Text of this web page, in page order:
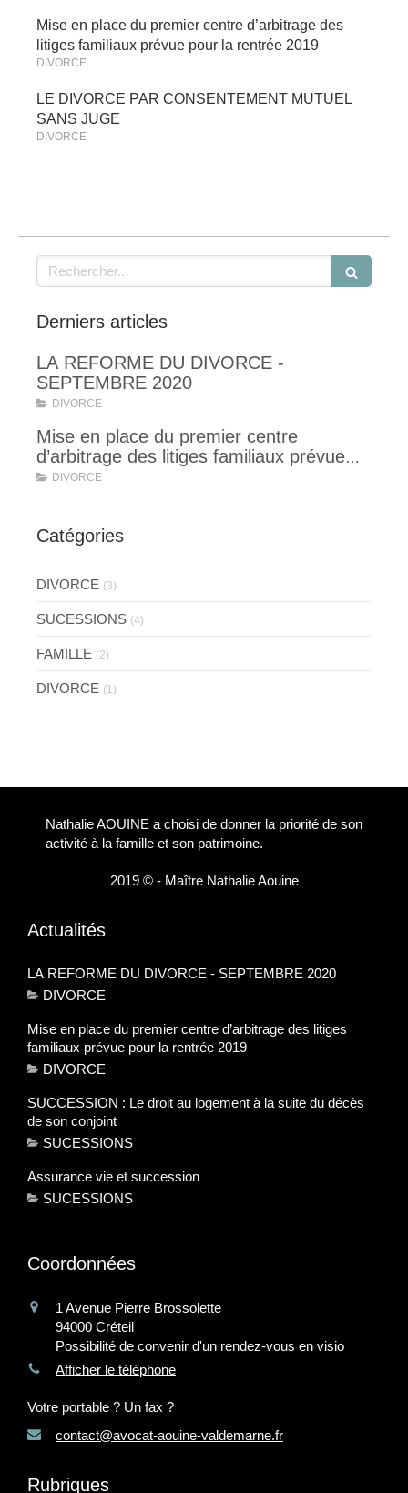
Mise en place du premier centre d’arbitrage des
litiges familiaux prévue pour la rentrée 2019
DIVORCE
LE DIVORCE PAR CONSENTEMENT MUTUEL
SANS JUGE
DIVORCE
Rechercher
Derniers articles
LA REFORME DU DIVORCE -
SEPTEMBRE 2020
DIVORCE
Mise en place du premier centre
d’arbitrage des litiges familiaux prévue
pour la rentrée 2019
DIVORCE
Catégories
DIVORCE (3)
SUCESSIONS (4)
FAMILLE (2)
DIVORCE (1)
Nathalie AOUINE a choisi de donner la priorité de son
activité à la famille et son patrimoine.
2019 © - Maître Nathalie Aouine
Actualités
LA REFORME DU DIVORCE - SEPTEMBRE 2020
DIVORCE
Mise en place du premier centre d’arbitrage des litiges
familiaux prévue pour la rentrée 2019
DIVORCE
SUCCESSION : Le droit au logement à la suite du décès
de son conjoint
SUCESSIONS
Assurance vie et succession
SUCESSIONS
Coordonnées
1 Avenue Pierre Brossolette
94000 Créteil
Possibilité de convenir d'un rendez-vous en visio
Afficher le téléphone
Votre portable ? Un fax ?
contact@avocat-aouine-valdemarne.fr
Rubriques